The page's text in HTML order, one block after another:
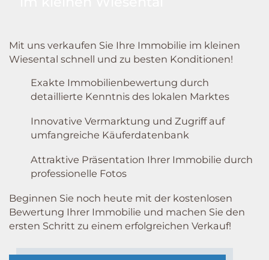
Mit uns verkaufen Sie Ihre Immobilie im kleinen
Wiesental schnell und zu besten Konditionen!
Exakte Immobilienbewertung durch
detaillierte Kenntnis des lokalen Marktes
Innovative Vermarktung und Zugriff auf
umfangreiche Käuferdatenbank
Attraktive Präsentation Ihrer Immobilie durch
professionelle Fotos
Beginnen Sie noch heute mit der kostenlosen
Bewertung Ihrer Immobilie und machen Sie den
ersten Schritt zu einem erfolgreichen Verkauf!